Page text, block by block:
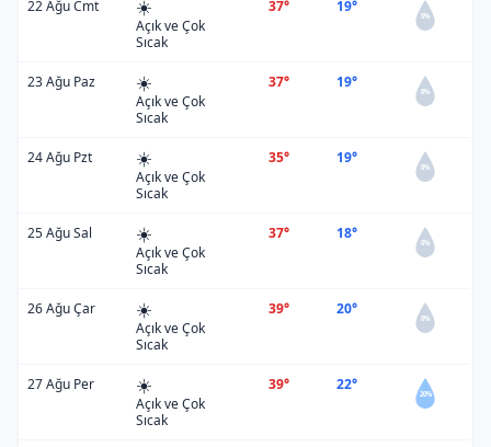
22 Ağu Cmt ☀️
Açık ve Çok
Sıcak
37° 19°
0%
23 Ağu Paz ☀️
Açık ve Çok
Sıcak
37° 19°
0%
24 Ağu Pzt ☀️
Açık ve Çok
Sıcak
35° 19°
0%
25 Ağu Sal ☀️
Açık ve Çok
Sıcak
37° 18°
0%
26 Ağu Çar ☀️
Açık ve Çok
Sıcak
39° 20°
0%
27 Ağu Per ☀️
Açık ve Çok
Sıcak
39° 22°
20%